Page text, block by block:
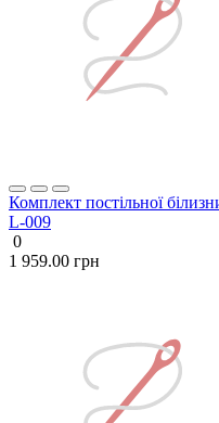
Комплект постільної
L-009
0
1 959.00 грн